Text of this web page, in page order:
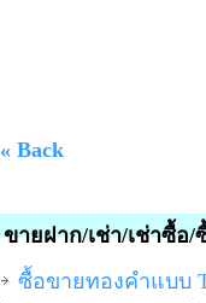
« Back
ขายฝาก/เช่า/เช่าซื้อ/
ซื้อขายทองคำแบบ